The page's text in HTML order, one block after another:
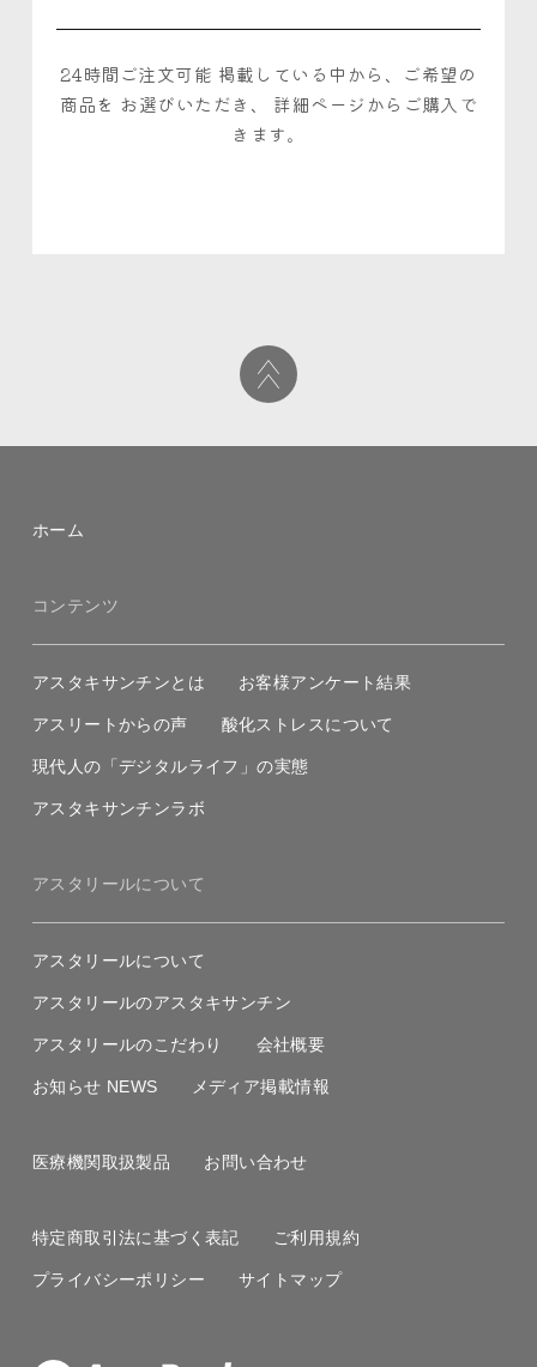
24時間ご注文可能 掲載している中から、ご希望の
商品を お選びいただき、
詳細ページからご購入で
きます。
ホーム
コンテンツ
アスタキサンチンとは お客様アンケート結果
アスリートからの声 酸化ストレスについて
現代人の「デジタルライフ」の実態
アスタキサンチンラボ
アスタリールについて
アスタリールについて
アスタリールのアスタキサンチン
アスタリールのこだわり 会社概要
お知らせ NEWS メディア掲載情報
医療機関取扱製品 お問い合わせ
特定商取引法に基づく表記 ご利用規約
プライバシーポリシー サイトマップ